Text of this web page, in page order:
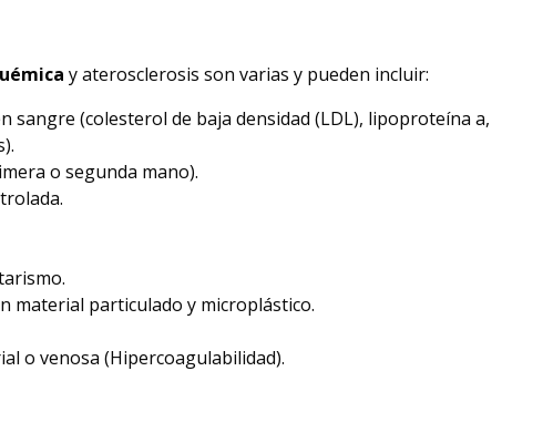
y aterosclerosis son varias y pueden incluir:
sangre (colesterol de baja densidad (LDL), lipoproteína a,
o segunda mano).
material particulado y microplástico.
o venosa (Hipercoagulabilidad).